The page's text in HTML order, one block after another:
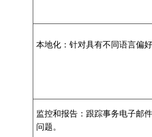
本地化：针对具有不同语言偏
监控和报告：跟踪事务电子邮
问题。